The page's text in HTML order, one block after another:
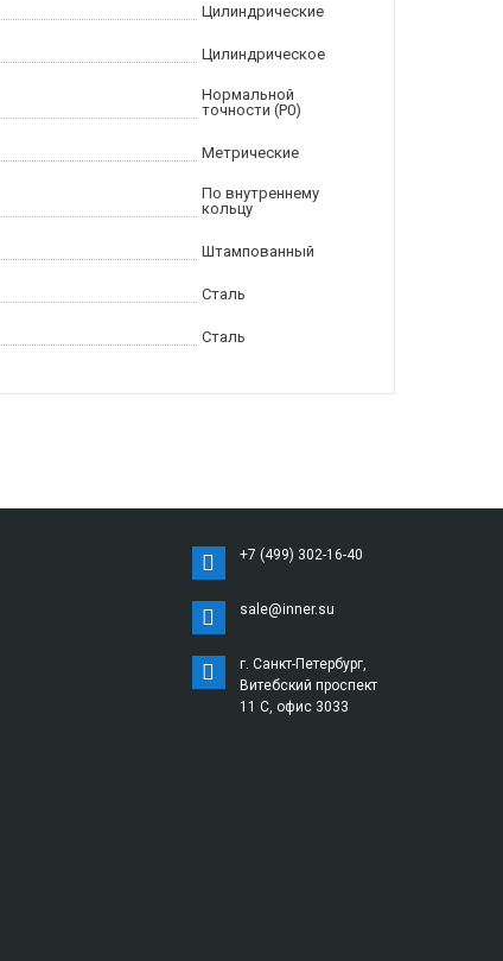
Цилиндрические
Цилиндрическое
Нормальной
точности (P0)
Метрические
По внутреннему
кольцу
Штампованный
Сталь
Сталь
+7 (499) 302-16-40
sale@inner.su
г. Санкт-Петербург,
Витебский проспект
11 С, офис 3033